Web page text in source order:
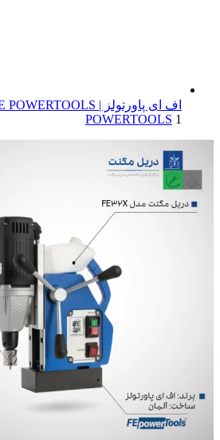
اف ای پاورتولز | FE POWERTOOLS
POWERTOOLS 1